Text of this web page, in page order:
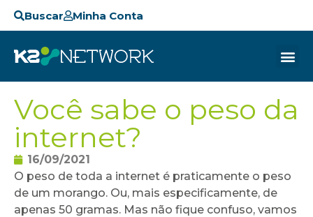
Buscar Minha Conta
Você sabe o peso da
internet?
16/09/2021
O peso de toda a internet é praticamente o peso
de um morango. Ou, mais especificamente, de
apenas 50 gramas. Mas não fique confuso, vamos